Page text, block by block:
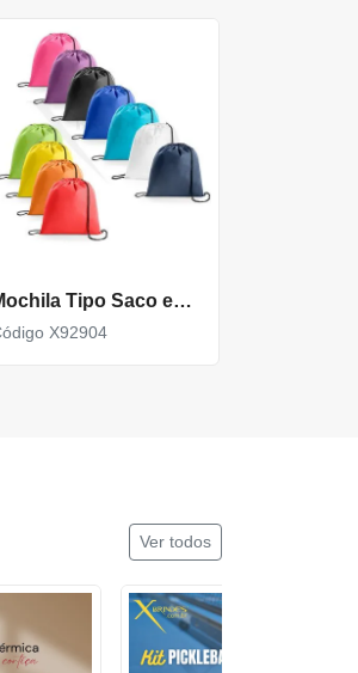
Mochila Tipo Saco em non-woven (80 g/m²) com alças X92904
X92904
Ver todos